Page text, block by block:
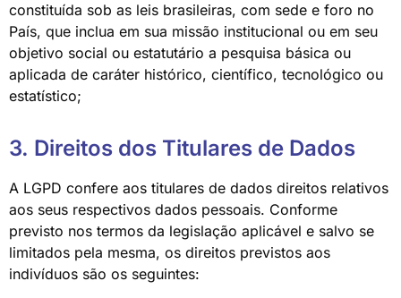
constituída sob as leis brasileiras, com sede e foro no
País, que inclua em sua missão institucional ou em seu
objetivo social ou estatutário a pesquisa básica ou
aplicada de caráter histórico, científico, tecnológico ou
estatístico;
3. Direitos dos Titulares de Dados
A LGPD confere aos titulares de dados direitos relativos
aos seus respectivos dados pessoais. Conforme
previsto nos termos da legislação aplicável e salvo se
limitados pela mesma, os direitos previstos aos
indivíduos são os seguintes: